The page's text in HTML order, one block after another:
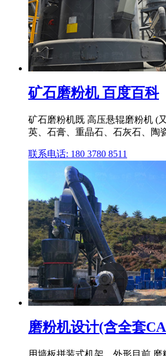
矿石磨粉机 百度百科
矿石磨粉机既 高压悬辊磨粉机 (
英、石膏、重晶石、石灰石、陶
联系电话: 180 3780 8511
磨粉机设计(含全套
用墙板拼装式机架。外形目前,